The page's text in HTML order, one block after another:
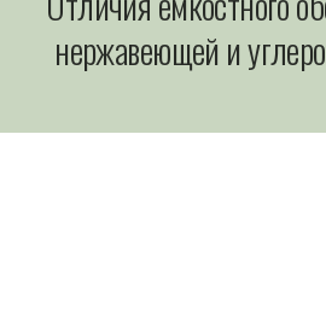
нержавеющей и